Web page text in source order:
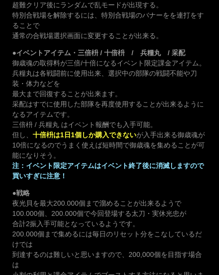
超難クリア後にランダムで乱モードが出現する。
特別合戦場を解除するには、特別合戦場のバナーをを連打をす
ることで
通常の合戦場選択画面に変更することが出来る。
●イベントアイテム・三倍枡 / 十倍枡 / 兵糧丸 / 采配
御歳魂の取得料が三倍/十倍になるイベント限定課金アイテム。
兵糧丸は各戦闘前に使用出来、選択中の部隊の戦闘不能や刀
装・体力などを
最大まで回復することが出来ます。
采配はすでに使用した部隊を再度使用することが出来るように
なるアイテムです。
三倍枡 / 兵糧丸 はイベント報酬でも入手可能。
但し、 十倍枡は1日1個しか購入できないが入手出来る御歳魂が
10倍になるのでうまく使えば短時間で御歳魂を集めることが可
能になりそう。
注：イベント限定アイテムはイベント終了後に消滅しますので
買いすぎに注意！
●戦略
夜光貝を最大200.000個まで溜めることが出来るようで
100.000個、200.000個で今回登場する太刀・実休光忠が
合計2振入手可能となっているようです。
200.000個まで集めるには毎日のリセット分をこなしているだ
けでは
到達するのは難しいと思いますので、200,000個を目指す場合
は